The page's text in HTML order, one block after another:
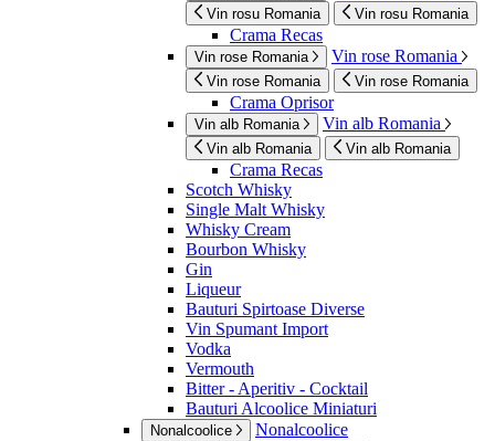
Vin rosu Romania Vin rosu Romania
Crama Recas
Vin rose Romania Vin rose Romania
Vin rose Romania Vin rose Romania
Crama Oprisor
Vin alb Romania Vin alb Romania
Vin alb Romania Vin alb Romania
Crama Recas
Scotch Whisky
Single Malt Whisky
Whisky Cream
Bourbon Whisky
Gin
Liqueur
Bauturi Spirtoase Diverse
Vin Spumant Import
Vodka
Vermouth
Bitter - Aperitiv - Cocktail
Bauturi Alcoolice Miniaturi
Nonalcoolice Nonalcoolice